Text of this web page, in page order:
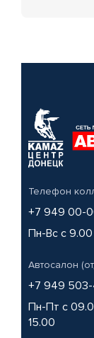
Телефон
+7 949 00-
Пн-Вс с
Автосалон
+7 949
Пн-Пт с
15.00